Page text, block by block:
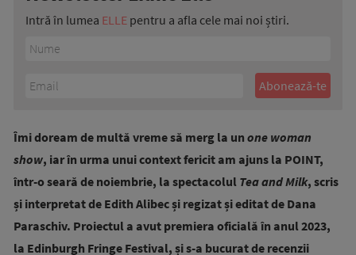
Intră în lumea ELLE pentru a afla cele mai noi știri.
Îmi doream de multă vreme să merg la un one woman
show, iar în urma unui context fericit am ajuns la POINT,
într-o seară de noiembrie, la spectacolul Tea and Milk, scris
și interpretat de Edith Alibec și regizat și editat de Dana
Paraschiv. Proiectul a avut premiera oficială în anul 2023,
la Edinburgh Fringe Festival, și s-a bucurat de recenzii